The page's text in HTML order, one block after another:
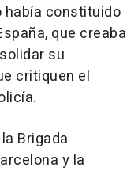
había constituido
que creaba
su
critiquen el
Brigada
y la